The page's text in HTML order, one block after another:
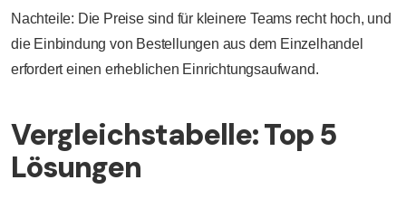
Nachteile: Die Preise sind für kleinere Teams recht hoch, und
die Einbindung von Bestellungen aus dem Einzelhandel
erfordert einen erheblichen Einrichtungsaufwand.
Vergleichstabelle: Top 5
Lösungen